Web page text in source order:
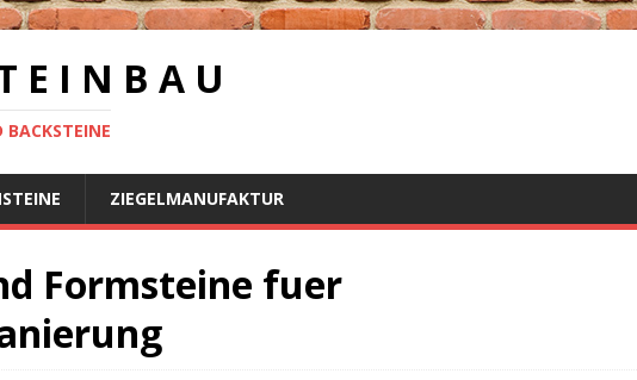
E I N B A U
BACKSTEINE
ZIEGELMANUFAKTUR
Formsteine fuer